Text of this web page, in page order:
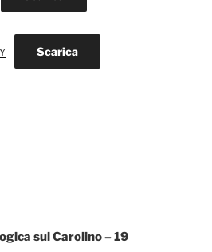
Scarica
sul Carolino – 19